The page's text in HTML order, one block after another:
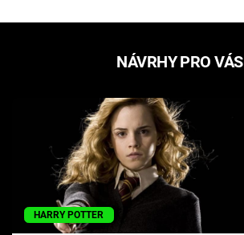
NÁVRHY PRO VÁS
HARRY POTTER